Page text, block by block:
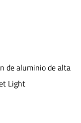
de aluminio de alta
Light